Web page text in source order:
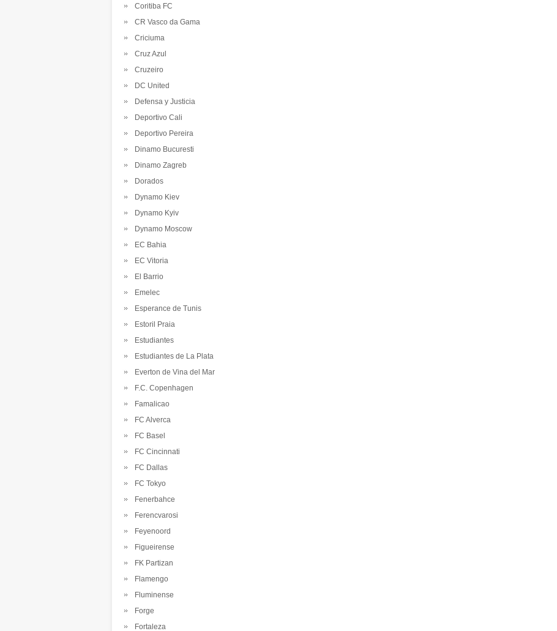
Coritiba FC
CR Vasco da Gama
Criciuma
Cruz Azul
Cruzeiro
DC United
Defensa y Justicia
Deportivo Cali
Deportivo Pereira
Dinamo Bucuresti
Dinamo Zagreb
Dorados
Dynamo Kiev
Dynamo Kyiv
Dynamo Moscow
EC Bahia
EC Vitoria
El Barrio
Emelec
Esperance de Tunis
Estoril Praia
Estudiantes
Estudiantes de La Plata
Everton de Vina del Mar
F.C. Copenhagen
Famalicao
FC Alverca
FC Basel
FC Cincinnati
FC Dallas
FC Tokyo
Fenerbahce
Ferencvarosi
Feyenoord
Figueirense
FK Partizan
Flamengo
Fluminense
Forge
Fortaleza